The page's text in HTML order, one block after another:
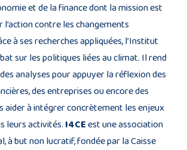
et de la finance dont la mission est
l’action contre les changements
à ses recherches appliquées, l’Institut
sur les politiques liées au climat. Il rend
analyses pour appuyer la réflexion des
des entreprises ou encore des
à intégrer concrètement les enjeux
leurs activités. I4CEest une association
à but non lucratif, fondée par la Caisse